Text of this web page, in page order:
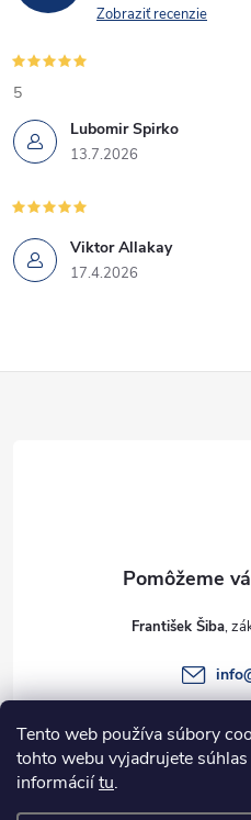
Tento web používa súbory
tohto webu vyjadrujete
informáciítu.
Zobraziť recenzie
Lubomir Spirko
13.7.2026
5
Viktor Allakay
17.4.2026
e
František Šiba
info
Informácie pre vás